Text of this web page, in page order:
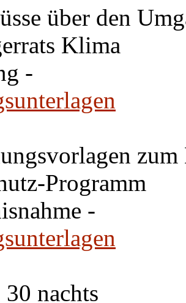
über den
Klima
-
zum
Programm
-
nachts